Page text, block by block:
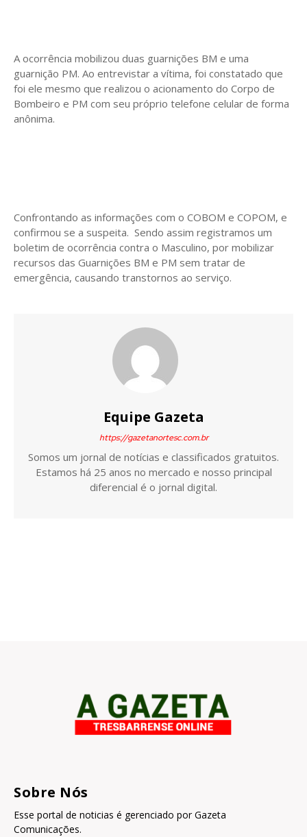
A ocorrência mobilizou duas guarnições BM e uma
guarnição PM. Ao entrevistar a vítima, foi constatado que
foi ele mesmo que realizou o acionamento do Corpo de
Bombeiro e PM com seu próprio telefone celular de forma
anônima.
Confrontando as informações com o COBOM e COPOM, e
confirmou se a suspeita. Sendo assim registramos um
boletim de ocorrência contra o Masculino, por mobilizar
recursos das Guarnições BM e PM sem tratar de
emergência, causando transtornos ao serviço.
Equipe Gazeta
https://gazetanortesc.com.br
Somos um jornal de notícias e classificados gratuitos.
Estamos há 25 anos no mercado e nosso principal
diferencial é o jornal digital.
Sobre Nós
Esse portal de noticias é gerenciado por Gazeta
Comunicações.